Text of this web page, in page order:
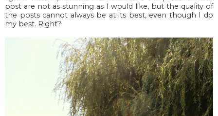
post are not as stunning as I would like, but the quality of
the posts cannot always be at its best, even though I do
my best. Right?